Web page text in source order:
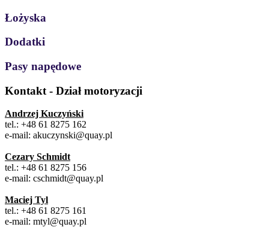
Łożyska
Dodatki
Pasy napędowe
Kontakt - Dział motoryzacji
Andrzej Kuczyński
tel.: +48 61 8275 162
e-mail: akuczynski@quay.pl
Cezary Schmidt
tel.: +48 61 8275 156
e-mail: cschmidt@quay.pl
Maciej Tyl
tel.: +48 61 8275 161
e-mail: mtyl@quay.pl